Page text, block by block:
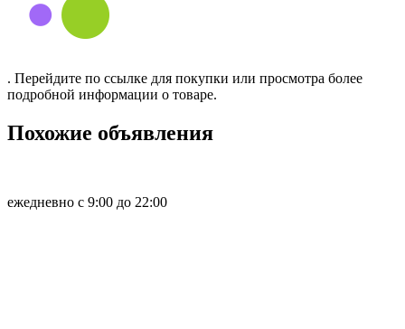
. Перейдите по ссылке для покупки или просмотра более
подробной информации о товаре.
Похожие объявления
ежедневно с 9:00 до 22:00